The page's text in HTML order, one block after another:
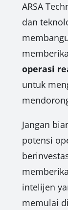
ARSA
dan
operasi
untuk
Jangan
potensi
intelijen
memulai